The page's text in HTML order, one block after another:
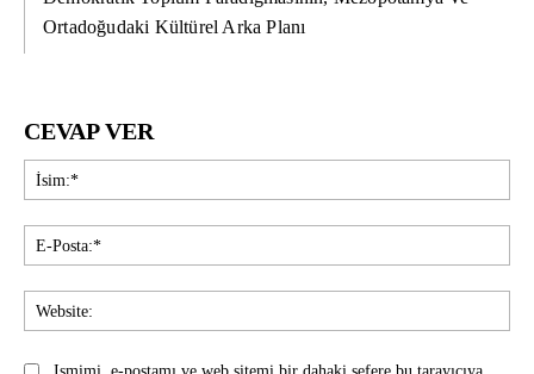
Ortadoğudaki Kültürel Arka Planı
CEVAP VER